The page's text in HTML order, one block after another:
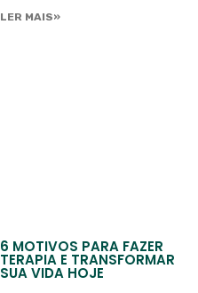
LER MAIS»
6 MOTIVOS PARA FAZER
TERAPIA E TRANSFORMAR
SUA VIDA HOJE